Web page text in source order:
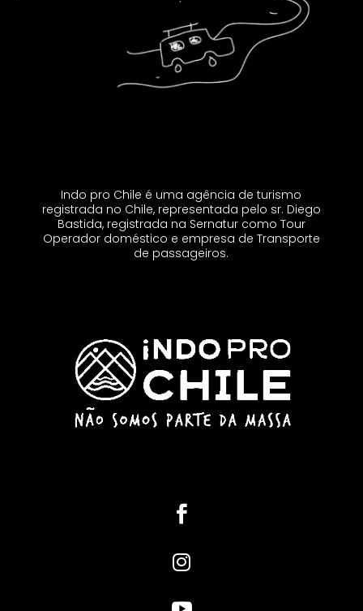
Indo pro Chile é uma agência de turismo
registrada no Chile, representada pelo sr. Diego
Bastida, registrada na Sernatur como Tour
Operador doméstico e empresa de Transporte
de passageiros.

